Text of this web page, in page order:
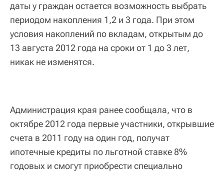
даты у граждан остается возможность выбрать
периодом накопления 1,2 и 3 года. При этом
условия накоплений по вкладам, открытым до
13 августа 2012 года на сроки от 1 до 3 лет,
никак не изменятся.
Администрация края ранее сообщала, что в
октябре 2012 года первые участники, открывшие
счета в 2011 году на один год, получат
ипотечные кредиты по льготной ставке 8%
годовых и смогут приобрести специально